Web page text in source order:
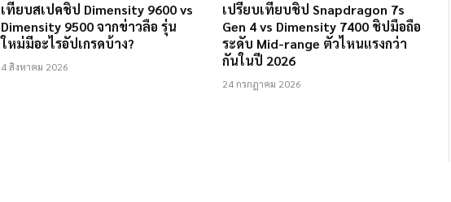
เทียบสเปคชิป Dimensity 9600 vs
Dimensity 9500 จากข่าวลือ รุ่น
ใหม่มีอะไรอัปเกรดบ้าง?
4 สิงหาคม 2026
เปรียบเทียบชิป Snapdragon 7s
Gen 4 vs Dimensity 7400 ชิปมือถือ
ระดับ Mid-range ตัวไหนแรงกว่า
กันในปี 2026
24 กรกฎาคม 2026